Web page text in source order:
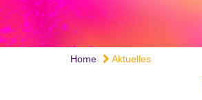
Home Aktuelles